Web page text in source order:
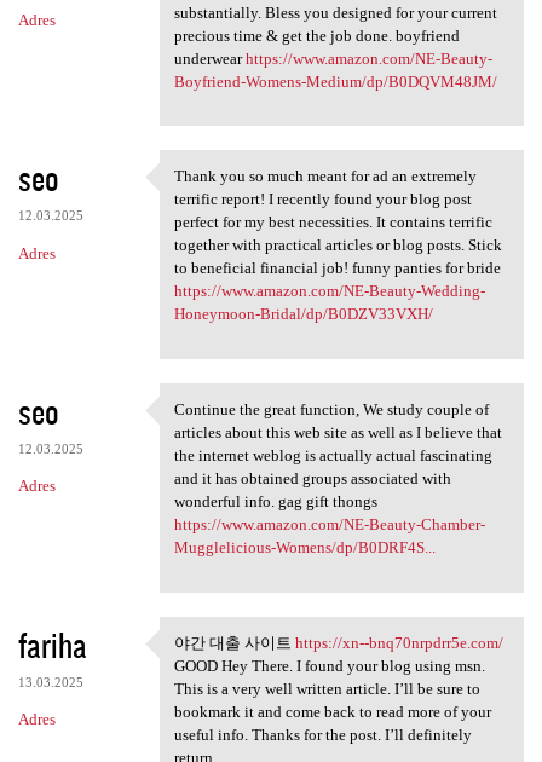
Adres
substantially. Bless you designed for your current
precious time & get the job done. boyfriend
underwearhttps://www.amazon.com/NE-Beauty-
Boyfriend-Womens-Medium/dp/B0DQVM48JM/
seo
12.03.2025
Adres
Thank you so much meant for
Thank you so much meant for ad an extremely
terrific report! I recently found your blog post
perfect for my best necessities. It contains terrific
together with practical articles or blog posts. Stick
to beneficial financial job! funny panties for bride
https://www.amazon.com/NE-Beauty-Wedding-
Honeymoon-Bridal/dp/B0DZV33VXH/
seo
12.03.2025
Adres
Continue the great function,
Continue the great function, We study couple of
articles about this web site as well as I believe that
the internet weblog is actually actual fascinating
and it has obtained groups associated with
wonderful info. gag gift thongs
https://www.amazon.com/NE-Beauty-Chamber-
Mugglelicious-Womens/dp/B0DRF4S...
fariha
13.03.2025
Adres
야간 대출 사이트 https://xn-
야간 대출 사이트 https://xn--bnq70nrpdrr5e.com/
GOOD Hey There. I found your blog using msn.
This is a very well written article. I’ll be sure to
bookmark it and come back to read more of your
useful info. Thanks for the post. I’ll definitely
return.